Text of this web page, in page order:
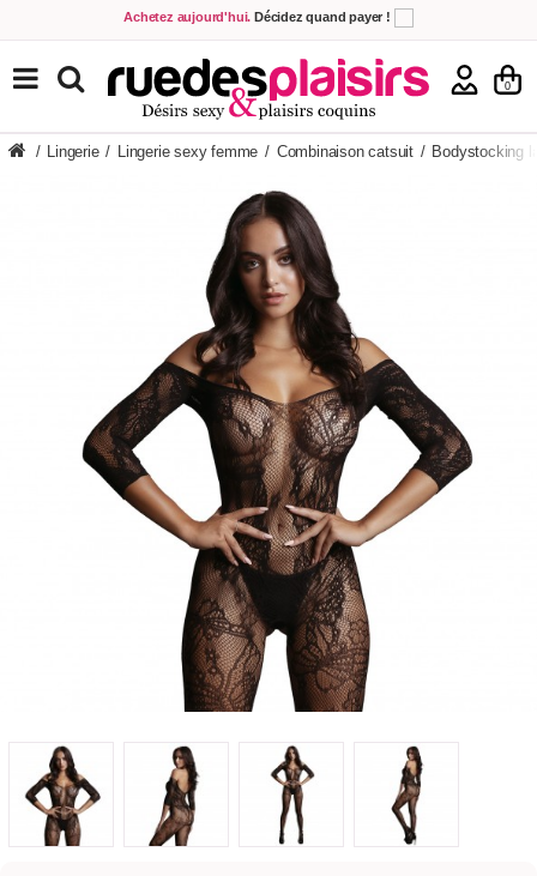
Achetez aujourd'hui. Décidez quand payer !
Livraison en 48h au prix de 2,90 € ! (Offerte dès 69,00€ d'achat)
5,00€ offerts en échange de votre avis sur votre commande !
0
TOUS NOS PRODUITS
/ Lingerie / Lingerie sexy femme / Combinaison catsuit / Bodystocking